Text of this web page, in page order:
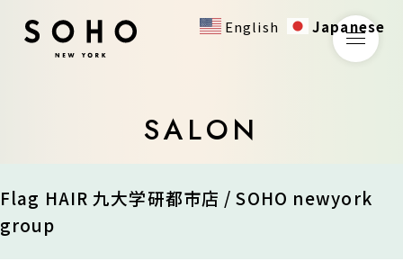
SALON
Flag HAIR 九大学研都市店 / SOHO newyork
group
English Japanese